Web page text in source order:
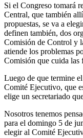
Si el Congreso tomará
Central, que también
propuestas, se va a
definen también, dos
Comisión de Control y
atiende los problemas
Comisión que cuida las
Luego de que termine
Comité Ejecutivo, que
elige un secretariado
Nosotros tenemos
para el domingo 5 de
elegir al Comité